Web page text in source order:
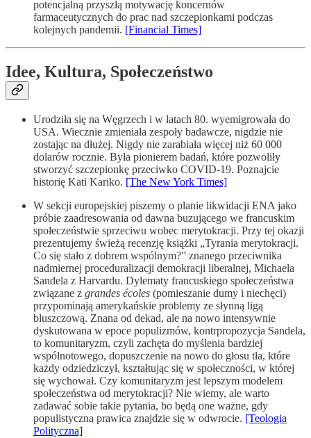
potencjalną przyszłą motywację koncernów
farmaceutycznych do prac nad szczepionkami podczas
kolejnych pandemii. [Financial Times]
Idee, Kultura, Społeczeństwo
Urodziła się na Węgrzech i w latach 80. wyemigrowała do
USA. Wiecznie zmieniała zespoły badawcze, nigdzie nie
zostając na dłużej. Nigdy nie zarabiała więcej niż 60 000
dolarów rocznie. Była pionierem badań, które pozwoliły
stworzyć szczepionkę przeciwko COVID-19. Poznajcie
historię Kati Kariko. [The New York Times]
W sekcji europejskiej piszemy o planie likwidacji ENA jako
próbie zaadresowania od dawna buzującego we francuskim
społeczeństwie sprzeciwu wobec merytokracji. Przy tej okazji
prezentujemy świeżą recenzję książki „Tyrania merytokracji.
Co się stało z dobrem wspólnym?” znanego przeciwnika
nadmiernej proceduralizacji demokracji liberalnej, Michaela
Sandela z Harvardu. Dylematy francuskiego społeczeństwa
związane z grandes écoles (pomieszanie dumy i niechęci)
przypominają amerykańskie problemy ze słynną ligą
bluszczową. Znana od dekad, ale na nowo intensywnie
dyskutowana w epoce populizmów, kontrpropozycja Sandela,
to komunitaryzm, czyli zachęta do myślenia bardziej
wspólnotowego, dopuszczenie na nowo do głosu tła, które
każdy odziedziczył, kształtując się w społeczności, w której
się wychował. Czy komunitaryzm jest lepszym modelem
społeczeństwa od merytokracji? Nie wiemy, ale warto
zadawać sobie takie pytania, bo będą one ważne, gdy
populistyczna prawica znajdzie się w odwrocie. [Teologia
Polityczna]